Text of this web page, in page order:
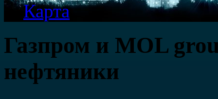
Карта
Газпром и MOL
нефтяники